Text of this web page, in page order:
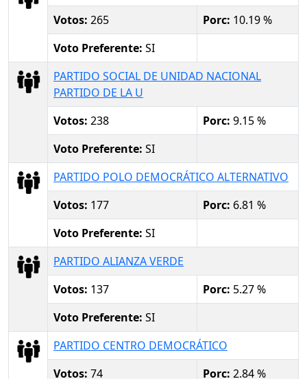
Votos: 265 Porc: 10.19 %
Voto Preferente: SI
PARTIDO SOCIAL DE UNIDAD NACIONAL
PARTIDO DE LA U
Votos: 238 Porc: 9.15 %
Voto Preferente: SI
PARTIDO POLO DEMOCRÁTICO ALTERNATIVO
Votos: 177 Porc: 6.81 %
Voto Preferente: SI
PARTIDO ALIANZA VERDE
Votos: 137 Porc: 5.27 %
Voto Preferente: SI
PARTIDO CENTRO DEMOCRÁTICO
Votos: 74 Porc: 2.84 %